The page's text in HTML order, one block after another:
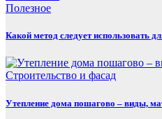
Полезнoe
Какой метод следует использовать
Строительство и фасад
Утепление дома пошагово – виды,